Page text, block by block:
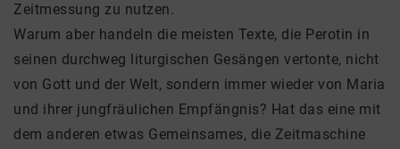
Zeitmessung zu nutzen.
Warum aber handeln die meisten Texte, die Perotin in
seinen durchweg liturgischen Gesängen vertonte, nicht
von Gott und der Welt, sondern immer wieder von Maria
und ihrer jungfräulichen Empfängnis? Hat das eine mit
dem anderen etwas Gemeinsames, die Zeitmaschine